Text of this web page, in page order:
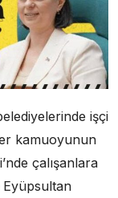
işçi
kamuoyunun
çalışanlara
Eyüpsultan